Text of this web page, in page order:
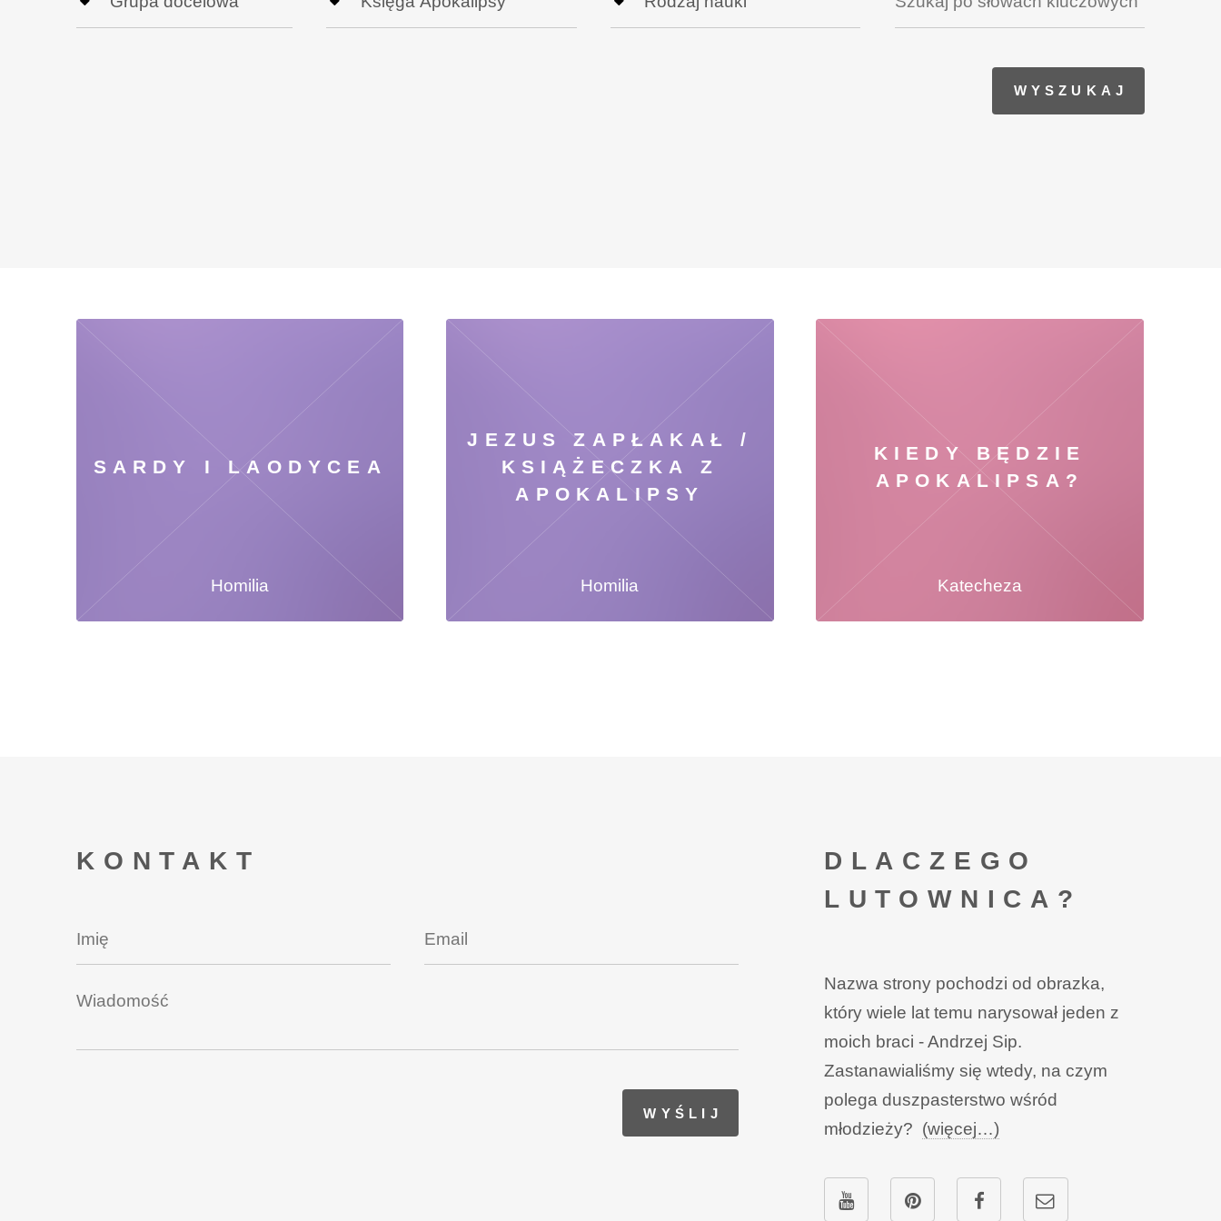
SARDY I LAODYCEA
Homilia
JEZUS ZAPŁAKAŁ /
KSIĄŻECZKA Z
APOKALIPSY
Homilia
KIEDY BĘDZIE
APOKALIPSA?
Katecheza
KONTAKT
DLACZEGO
LUTOWNICA?
Nazwa strony pochodzi od obrazka,
który wiele lat temu narysował jeden z
moich braci - Andrzej Sip.
Zastanawialiśmy się wtedy, na czym
polega duszpasterstwo wśród
młodzieży? (więcej…)